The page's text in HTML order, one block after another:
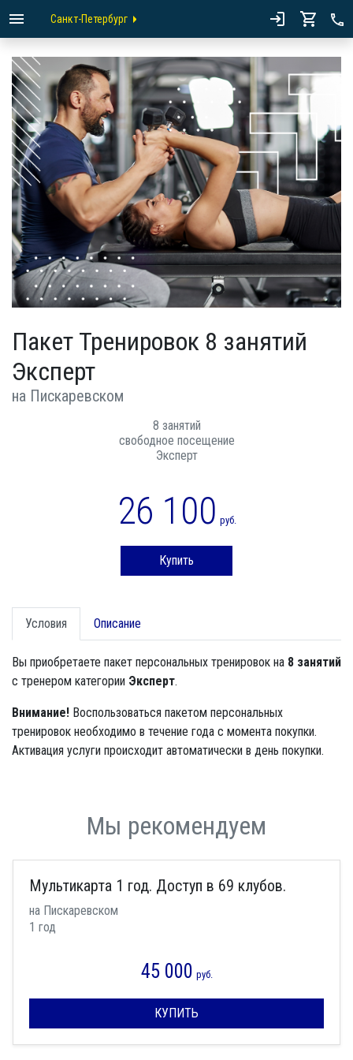
Санкт-Петербург
Пакет Тренировок 8 занятий
Эксперт
на Пискаревском
8 занятий
свободное посещение
Эксперт
26 100 руб.
Купить
Условия Описание
Вы приобретаете пакет персональных тренировок на 8 занятий
с тренером категории Эксперт.
Внимание! Воспользоваться пакетом персональных
тренировок необходимо в течение года с момента покупки.
Активация услуги происходит автоматически в день покупки.
Мы рекомендуем
Мультикарта 1 год. Доступ в 69 клубов.
на Пискаревском
1 год
45 000 руб.
КУПИТЬ